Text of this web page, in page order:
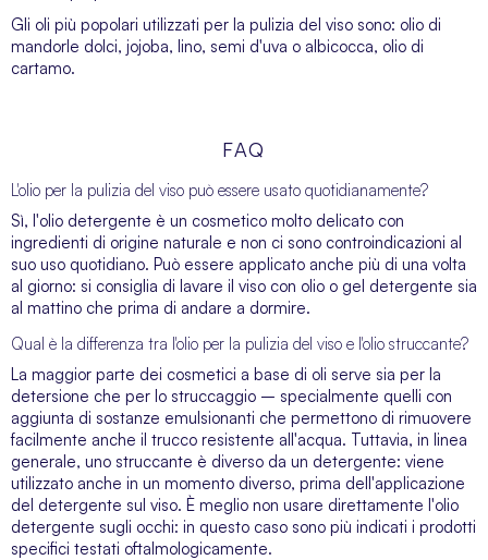
Gli oli più popolari utilizzati per la pulizia del viso sono: olio di
mandorle dolci, jojoba, lino, semi d'uva o albicocca, olio di
cartamo.
FAQ
L'olio per la pulizia del viso può essere usato quotidianamente?
Sì, l'olio detergente è un cosmetico molto delicato con
ingredienti di origine naturale e non ci sono controindicazioni al
suo uso quotidiano. Può essere applicato anche più di una volta
al giorno: si consiglia di lavare il viso con olio o gel detergente sia
al mattino che prima di andare a dormire.
Qual è la differenza tra l'olio per la pulizia del viso e l'olio struccante?
La maggior parte dei cosmetici a base di oli serve sia per la
detersione che per lo struccaggio – specialmente quelli con
aggiunta di sostanze emulsionanti che permettono di rimuovere
facilmente anche il trucco resistente all'acqua. Tuttavia, in linea
generale, uno struccante è diverso da un detergente: viene
utilizzato anche in un momento diverso, prima dell'applicazione
del detergente sul viso. È meglio non usare direttamente l'olio
detergente sugli occhi: in questo caso sono più indicati i prodotti
specifici testati oftalmologicamente.